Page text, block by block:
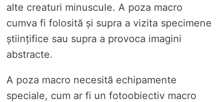
alte creaturi minuscule. A poza macro
cumva fi folosită și supra a vizita specimene
științifice sau supra a provoca imagini
abstracte.
A poza macro necesită echipamente
speciale, cum ar fi un fotoobiectiv macro